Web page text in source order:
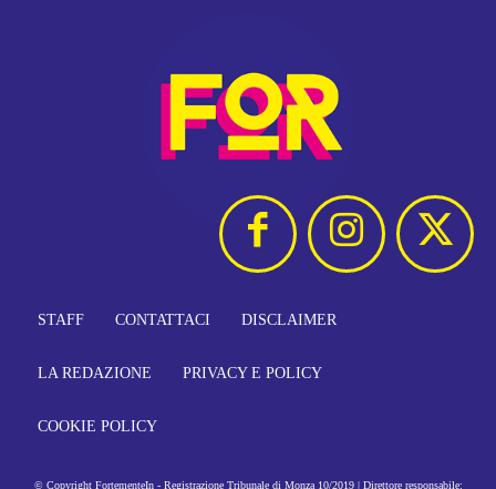
STAFF CONTATTACI DISCLAIMER
LA REDAZIONE PRIVACY E POLICY
COOKIE POLICY
© Copyright FortementeIn - Registrazione Tribunale di Monza 10/2019 | Direttore responsabile: